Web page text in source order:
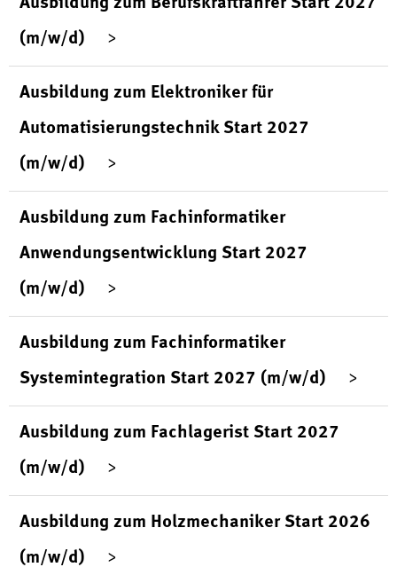
(m/w/d)
Ausbildung zum Elektroniker für
Automatisierungstechnik Start 2027
(m/w/d)
Ausbildung zum Fachinformatiker
Anwendungsentwicklung Start 2027
(m/w/d)
Ausbildung zum Fachinformatiker
Systemintegration Start 2027 (m/w/d)
Ausbildung zum Fachlagerist Start 2027
(m/w/d)
Ausbildung zum Holzmechaniker Start 2026
(m/w/d)